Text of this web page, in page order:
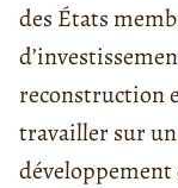
des États
reconstruction
travailler sur
développement